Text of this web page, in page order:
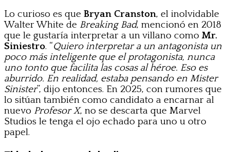
Lo curioso es que Bryan Cranston, el inolvidable
Walter White de Breaking Bad, mencionó en 2018
que le gustaría interpretar a un villano como Mr.
Siniestro. “Quiero interpretar a un antagonista un
poco más inteligente que el protagonista, nunca
uno tonto que facilita las cosas al héroe. Eso es
aburrido. En realidad, estaba pensando en Mister
Sinister”, dijo entonces. En 2025, con rumores que
lo sitúan también como candidato a encarnar al
nuevo Profesor X, no se descarta que Marvel
Studios le tenga el ojo echado para uno u otro
papel.